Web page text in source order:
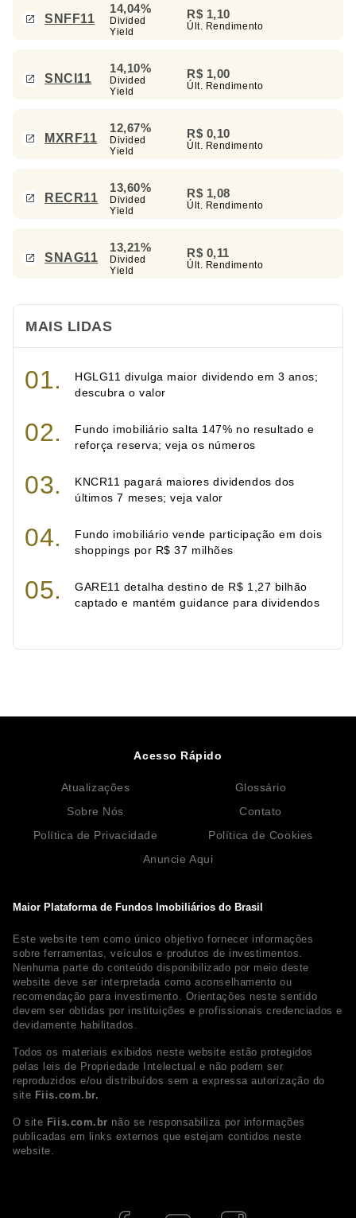
SNFF11
14,04%
Divided
Yield
R$ 1,10
Últ. Rendimento
SNCI11
14,10%
Divided
Yield
R$ 1,00
Últ. Rendimento
MXRF11
12,67%
Divided
Yield
R$ 0,10
Últ. Rendimento
RECR11
13,60%
Divided
Yield
R$ 1,08
Últ. Rendimento
SNAG11
13,21%
Divided
Yield
R$ 0,11
Últ. Rendimento
MAIS LIDAS
HGLG11 divulga maior dividendo em 3 anos;
descubra o valor
Fundo imobiliário salta 147% no resultado e
reforça reserva; veja os números
KNCR11 pagará maiores dividendos dos
últimos 7 meses; veja valor
Fundo imobiliário vende participação em dois
shoppings por R$ 37 milhões
GARE11 detalha destino de R$ 1,27 bilhão
captado e mantém guidance para dividendos
Maior Plataforma de Fundos Imobiliários do Brasil
Este website tem como único objetivo fornecer informações
sobre ferramentas, veículos e produtos de investimentos.
Nenhuma parte do conteúdo disponibilizado por meio deste
website deve ser interpretada como aconselhamento ou
recomendação para investimento. Orientações neste sentido
devem ser obtidas por instituições e profissionais credenciados e
devidamente habilitados.
Todos os materiais exibidos neste website estão protegidos
pelas leis de Propriedade Intelectual e não podem ser
reproduzidos e/ou distribuídos sem a expressa autorização do
site Fiis.com.br.
O site Fiis.com.br não se responsabiliza por informações
publicadas em links externos que estejam contidos neste
website.
Acesso Rápido
Atualizações
Glossário
Sobre Nós
Contato
Política de Privacidade
Política de Cookies
Anuncie Aqui